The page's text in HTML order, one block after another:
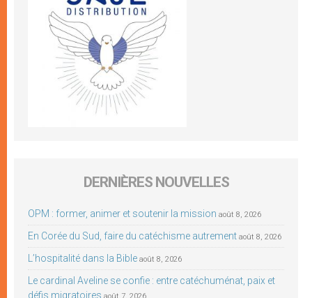
DERNIÈRES NOUVELLES
OPM : former, animer et soutenir la mission août 8, 2026
En Corée du Sud, faire du catéchisme autrement août 8, 2026
L’hospitalité dans la Bible août 8, 2026
Le cardinal Aveline se confie : entre catéchuménat, paix et
défis migratoires août 7, 2026